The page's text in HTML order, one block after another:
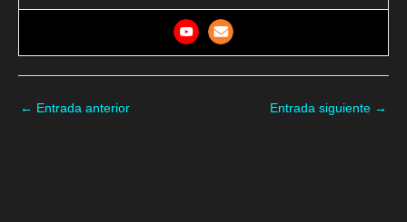
← Entrada anterior Entrada siguiente →